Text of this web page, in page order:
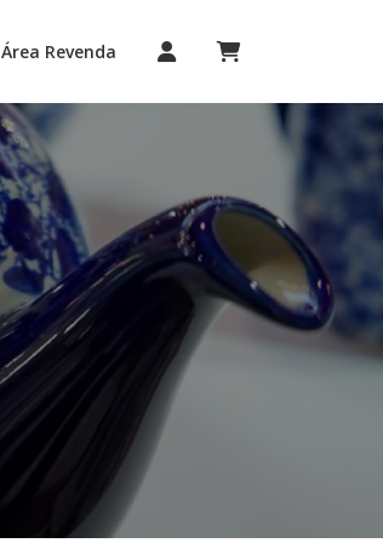
Área Revenda